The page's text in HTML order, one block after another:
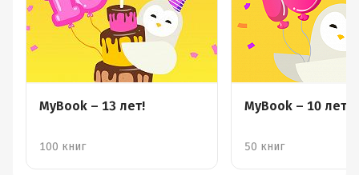
MyBook – 13 лет!
100 книг
MyBook – 10 лет!
50 книг